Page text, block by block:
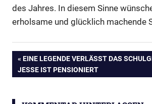
des Jahres. In diesem Sinne
erholsame und glücklich machende
Beitragsnavigation
VORHERIGER
BEITRAG:
EINE LEGENDE VERLÄSST DAS
JESSE IST PENSIONIERT